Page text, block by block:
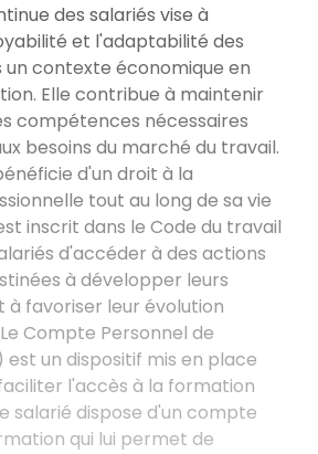
des salariés vise à
et l'adaptabilité des
un contexte économique en
Elle contribue à maintenir
compétences nécessaires
besoins du marché du travail.
d'un droit à la
tout au long de sa vie
inscrit dans le Code du travail
d'accéder à des actions
à développer leurs
favoriser leur évolution
Compte Personnel de
est un dispositif mis en place
l'accès à la formation
salarié dispose d'un compte
qui lui permet de